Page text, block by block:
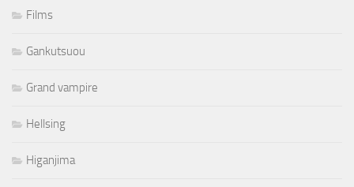
Films
Gankutsuou
Grand vampire
Hellsing
Higanjima